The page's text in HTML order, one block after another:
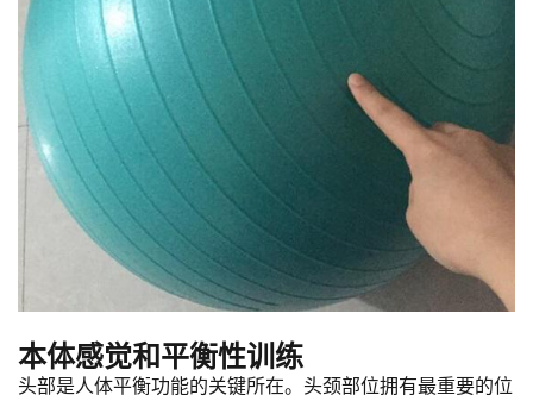
本体感觉和平衡性训练
头部是人体平衡功能的关键所在。头颈部位拥有最重要的位